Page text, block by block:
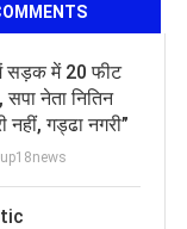
सड़क में 20 फीट
नेता नितिन
नहीं, गड्ढा नगरी”
up18news